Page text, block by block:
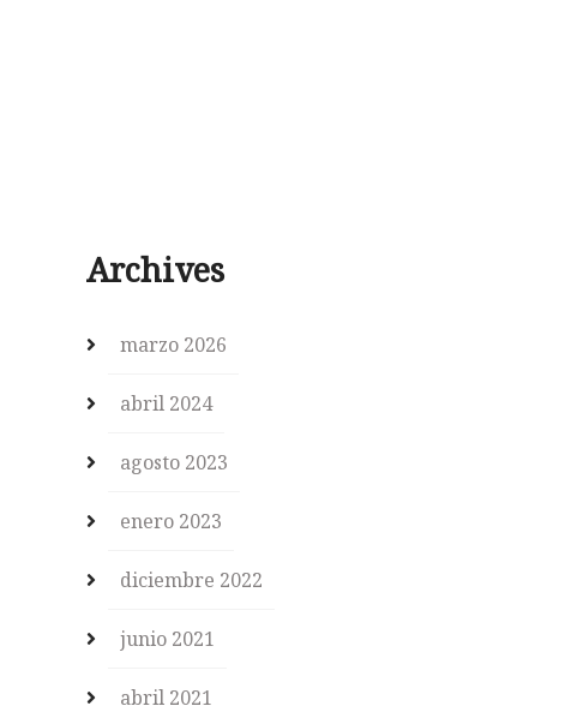
Archives
marzo 2026
abril 2024
agosto 2023
enero 2023
diciembre 2022
junio 2021
abril 2021